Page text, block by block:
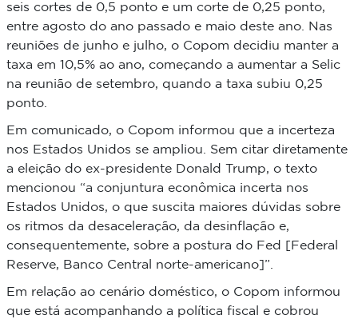
seis cortes de 0,5 ponto e um corte de 0,25 ponto,
entre agosto do ano passado e maio deste ano. Nas
reuniões de junho e julho, o Copom decidiu manter a
taxa em 10,5% ao ano, começando a aumentar a Selic
na reunião de setembro, quando a taxa subiu 0,25
ponto.
Em comunicado, o Copom informou que a incerteza
nos Estados Unidos se ampliou. Sem citar diretamente
a eleição do ex-presidente Donald Trump, o texto
mencionou “a conjuntura econômica incerta nos
Estados Unidos, o que suscita maiores dúvidas sobre
os ritmos da desaceleração, da desinflação e,
consequentemente, sobre a postura do Fed [Federal
Reserve, Banco Central norte-americano]”.
Em relação ao cenário doméstico, o Copom informou
que está acompanhando a política fiscal e cobrou